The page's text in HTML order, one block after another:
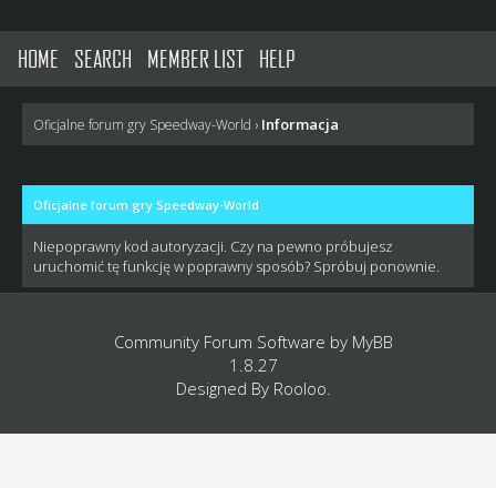
HOME SEARCH MEMBER LIST HELP
Oficjalne forum gry Speedway-World › Informacja
Oficjalne forum gry Speedway-World
Niepoprawny kod autoryzacji. Czy na pewno próbujesz
uruchomić tę funkcję w poprawny sposób? Spróbuj ponownie.
Community Forum Software by MyBB
1.8.27
Designed By Rooloo.